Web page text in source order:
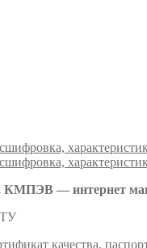
— интернет
ТУ
качества,